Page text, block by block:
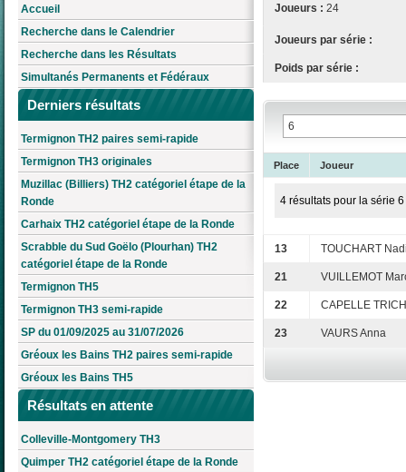
Accueil
Recherche dans le Calendrier
Recherche dans les Résultats
Simultanés Permanents et Fédéraux
Derniers résultats
Termignon TH2 paires semi-rapide
Termignon TH3 originales
Muzillac (Billiers) TH2 catégoriel étape de la
Ronde
Carhaix TH2 catégoriel étape de la Ronde
Scrabble du Sud Goëlo (Plourhan) TH2
catégoriel étape de la Ronde
Termignon TH5
Termignon TH3 semi-rapide
SP du 01/09/2025 au 31/07/2026
Gréoux les Bains TH2 paires semi-rapide
Gréoux les Bains TH5
Résultats en attente
Colleville-Montgomery TH3
Quimper TH2 catégoriel étape de la Ronde
Joueurs : 24
Joueurs par série :
Poids par série :
Place Joueur
4 résultats pour la série 6
13 TOUCHART
21 VUILLEMOT
22 CAPELLE
23 VAURS Anna